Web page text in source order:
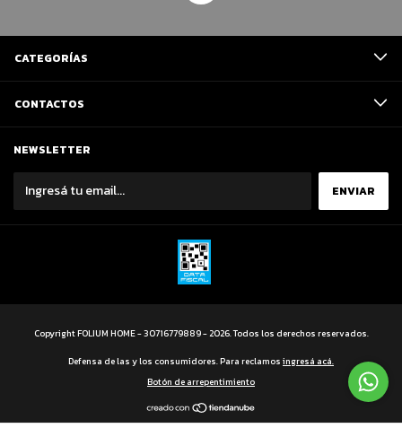
CATEGORÍAS
CONTACTOS
NEWSLETTER
Copyright FOLIUM HOME - 30716779889 - 2026. Todos los derechos reservados.
Defensa de las y los consumidores. Para reclamos ingresá acá.
Botón de arrepentimiento